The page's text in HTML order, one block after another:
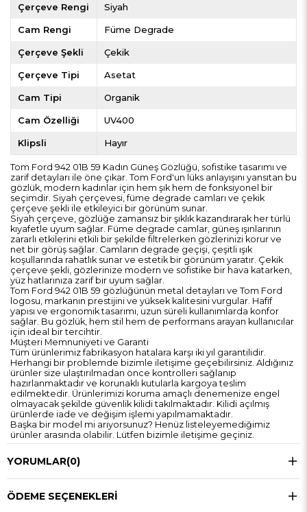
Çerçeve Rengi Siyah
Cam Rengi Füme Degrade
Çerçeve Şekli Çekik
Çerçeve Tipi Asetat
Cam Tipi Organik
Cam Özelliği UV400
Klipsli Hayır
Tom Ford 942 01B 59 Kadın Güneş Gözlüğü, sofistike tasarımı ve
zarif detayları ile öne çıkar. Tom Ford'un lüks anlayışını yansıtan bu
gözlük, modern kadınlar için hem şık hem de fonksiyonel bir
seçimdir. Siyah çerçevesi, füme degrade camları ve çekik
çerçeve şekli ile etkileyici bir görünüm sunar.
Siyah çerçeve, gözlüğe zamansız bir şıklık kazandırarak her türlü
kıyafetle uyum sağlar. Füme degrade camlar, güneş ışınlarının
zararlı etkilerini etkili bir şekilde filtrelerken gözlerinizi korur ve
net bir görüş sağlar. Camların degrade geçişi, çeşitli ışık
koşullarında rahatlık sunar ve estetik bir görünüm yaratır. Çekik
çerçeve şekli, gözlerinize modern ve sofistike bir hava katarken,
yüz hatlarınıza zarif bir uyum sağlar.
Tom Ford 942 01B 59 gözlüğünün metal detayları ve Tom Ford
logosu, markanın prestijini ve yüksek kalitesini vurgular. Hafif
yapısı ve ergonomik tasarımı, uzun süreli kullanımlarda konfor
sağlar. Bu gözlük, hem stil hem de performans arayan kullanıcılar
için ideal bir tercihtir.
Müşteri Memnuniyeti ve Garanti
Tüm ürünlerimiz fabrikasyon hatalara karşı iki yıl garantilidir.
Herhangi bir problemde bizimle iletişime geçebilirsiniz. Aldığınız
ürünler size ulaştırılmadan önce kontrolleri sağlanıp
hazırlanmaktadır ve korunaklı kutularla kargoya teslim
edilmektedir. Ürünlerimizi koruma amaçlı denemenize engel
olmayacak şekilde güvenlik kilidi takılmaktadır. Kilidi açılmış
ürünlerde iade ve değişim işlemi yapılmamaktadır.
Başka bir model mi arıyorsunuz? Henüz listeleyemediğimiz
ürünler arasında olabilir. Lütfen bizimle iletişime geçiniz.
YORUMLAR(0)
ÖDEME SEÇENEKLERI